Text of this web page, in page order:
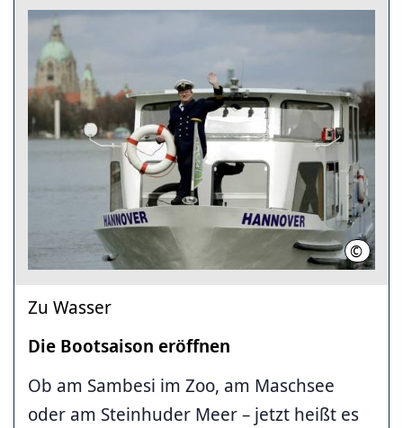
© üstra-
Zu Wasser
Die Bootsaison eröffnen
Ob am Sambesi im Zoo, am Maschsee
oder am Steinhuder Meer – jetzt heißt es